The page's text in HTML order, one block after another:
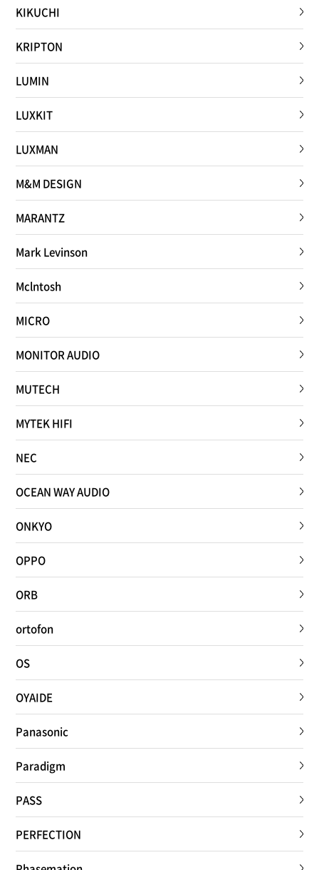
KIKUCHI
KRIPTON
LUMIN
LUXKIT
LUXMAN
M&M DESIGN
MARANTZ
Mark Levinson
Mclntosh
MICRO
MONITOR AUDIO
MUTECH
MYTEK HIFI
NEC
OCEAN WAY AUDIO
ONKYO
OPPO
ORB
ortofon
OS
OYAIDE
Panasonic
Paradigm
PASS
PERFECTION